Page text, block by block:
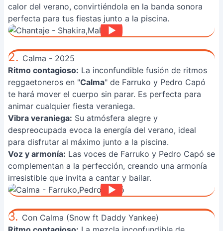
calor del verano, convirtiéndola en la banda sonora
perfecta para tus fiestas junto a la piscina.
2. Calma - 2025
Ritmo contagioso: La inconfundible fusión de ritmos
reggaetoneros en "Calma" de Farruko y Pedro Capó
te hará mover el cuerpo sin parar. Es perfecta para
animar cualquier fiesta veraniega.
Vibra veraniega: Su atmósfera alegre y
despreocupada evoca la energía del verano, ideal
para disfrutar al máximo junto a la piscina.
Voz y armonía: Las voces de Farruko y Pedro Capó se
complementan a la perfección, creando una armonía
irresistible que invita a cantar y bailar.
3. Con Calma (Snow ft Daddy Yankee)